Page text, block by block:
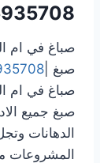
0545935708
صباغ في ام
صبغ |
صباغ في ام
صبغ جميع
الدهانات
المشروعات